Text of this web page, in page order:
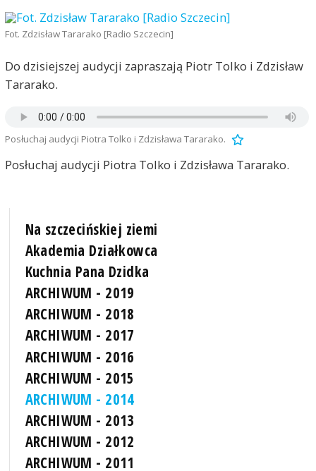
Fot. Zdzisław Tararako [Radio Szczecin]
Do dzisiejszej audycji zapraszają Piotr Tolko i Zdzisław
Tararako.
Posłuchaj audycji Piotra Tolko i Zdzisława Tararako.
Posłuchaj audycji Piotra Tolko i Zdzisława Tararako.
Na szczecińskiej ziemi
Akademia Działkowca
Kuchnia Pana Dzidka
ARCHIWUM - 2019
ARCHIWUM - 2018
ARCHIWUM - 2017
ARCHIWUM - 2016
ARCHIWUM - 2015
ARCHIWUM - 2014
ARCHIWUM - 2013
ARCHIWUM - 2012
ARCHIWUM - 2011